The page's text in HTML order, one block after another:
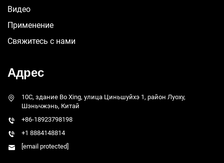
Видео
Применение
Свяжитесь с нами
Адрес
10C, здание Bo Xing, улица Циньшуйхэ 1, район Луоху,
Шэньчжэнь, Китай
+86-18923798198
+1 8884148814
[email protected]